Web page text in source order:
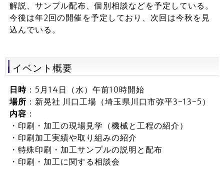
解説、サンプル配布、個別相談などを予定している。
今後は年2回の開催を予定しており、次回は今秋を見
込んでいる。
イベント概要
日時：5月14日（水）午前10時開始
場所 ：新晃社 川口工場（埼玉県川口市弥平3-13-5）
内容 ：
・印刷・加工の現場見学（機械と工程の紹介）
・印刷加工実績や取り組みの紹介
・特殊印刷・加工サンプルの説明と配布
・印刷・加工に関する相談会